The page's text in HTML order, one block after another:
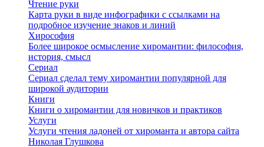
Чтение руки
Карта руки в виде инфографики с ссылками на
подробное изучение знаков и линий
Хирософия
Более широкое осмысление хиромантии: философия,
история, смысл
Сериал
Сериал сделал тему хиромантии популярной для
широкой аудитории
Книги
Книги о хиромантии для новичков и практиков
Услуги
Услуги чтения ладоней от хироманта и автора сайта
Николая Глушкова